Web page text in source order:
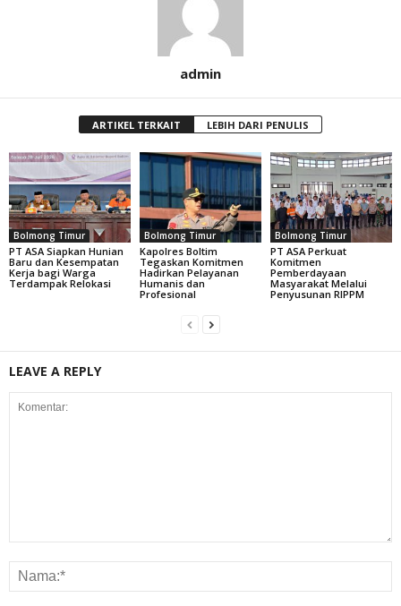
admin
ARTIKEL TERKAIT LEBIH DARI PENULIS
Bolmong Timur
PT ASA Siapkan Hunian
Baru dan Kesempatan
Kerja bagi Warga
Terdampak Relokasi
Bolmong Timur
Kapolres Boltim
Tegaskan Komitmen
Hadirkan Pelayanan
Humanis dan
Profesional
Bolmong Timur
PT ASA Perkuat
Komitmen
Pemberdayaan
Masyarakat Melalui
Penyusunan RIPPM
LEAVE A REPLY